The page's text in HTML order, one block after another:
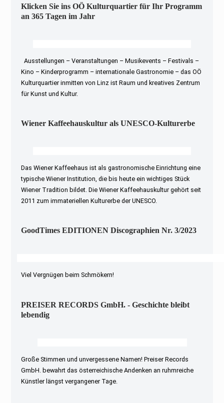
Klicken Sie ins OÖ Kulturquartier für Ihr Programm
an 365 Tagen im Jahr
Ausstellungen – Veranstaltungen – Musikevents – Festivals –
Kino – Kinderprogramm – internationale Gastronomie – das OÖ
Kulturquartier inmitten von Linz ist Raum und kreatives Zentrum
für Kunst und Kultur.
Wiener Kaffeehauskultur als UNESCO-Kulturerbe
Das Wiener Kaffeehaus ist als gastronomische Einrichtung eine
typische Wiener Institution, die bis heute ein wichtiges Stück
Wiener Tradition bildet. Die Wiener Kaffeehauskultur gehört seit
2011 zum immateriellen Kulturerbe der UNESCO.
GoodTimes EDITIONEN Discographien Nr. 3/2023
Viel Vergnügen beim Schmökern!
PREISER RECORDS GmbH. - Geschichte bleibt
lebendig
Große Stimmen und unvergessene Namen! Preiser Records
GmbH. bewahrt das österreichische Andenken an ruhmreiche
Künstler längst vergangener Tage.